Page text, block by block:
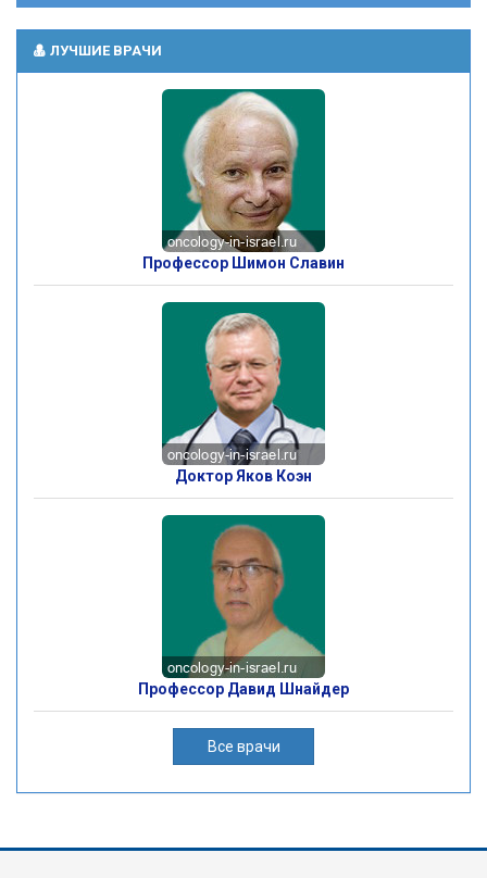
ЛУЧШИЕ ВРАЧИ
Профессор Шимон Славин
Доктор Яков Коэн
Профессор Давид Шнайдер
Все врачи